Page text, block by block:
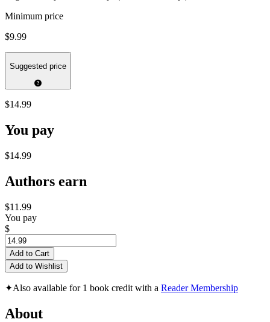
Minimum price
$9.99
Suggested price
$14.99
You pay
$14.99
Authors earn
$11.99
You pay
$
Add to Cart
Add to Wishlist
✦Also available for 1 book credit with a Reader Membership
About